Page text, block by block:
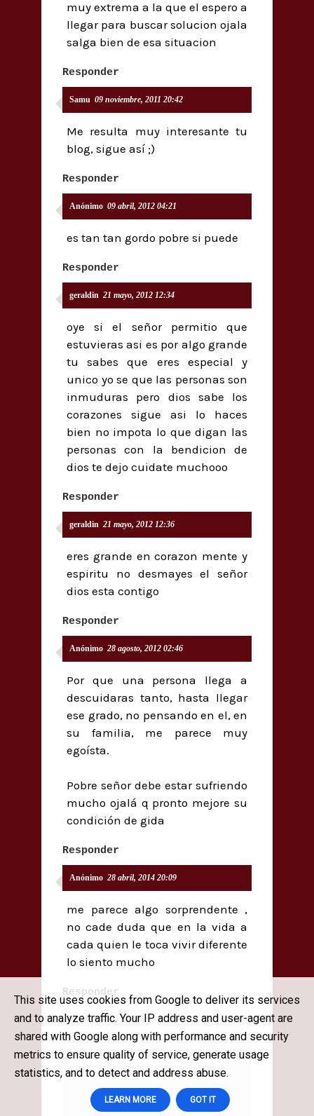
muy extrema a la que el espero a
llegar para buscar solucion ojala
salga bien de esa situacion
Responder
Samu 09 noviembre, 2011 20:42
Me resulta muy interesante tu
blog, sigue así ;)
Responder
Anónimo 09 abril, 2012 04:21
es tan tan gordo pobre si puede
Responder
geraldin 21 mayo, 2012 12:34
oye si el señor permitio que
estuvieras asi es por algo grande
tu sabes que eres especial y
unico yo se que las personas son
inmuduras pero dios sabe los
corazones sigue asi lo haces
bien no impota lo que digan las
personas con la bendicion de
dios te dejo cuidate muchooo
Responder
geraldin 21 mayo, 2012 12:36
eres grande en corazon mente y
espiritu no desmayes el señor
dios esta contigo
Responder
Anónimo 28 agosto, 2012 02:46
Por que una persona llega a
descuidaras tanto, hasta llegar
ese grado, no pensando en el, en
su familia, me parece muy
egoísta.
Pobre señor debe estar sufriendo
mucho ojalá q pronto mejore su
condición de gida
Responder
Anónimo 28 abril, 2014 20:09
me parece algo sorprendente ,
no cade duda que en la vida a
cada quien le toca vivir diferente
lo siento mucho
Responder
This site uses cookies from Google to deliver its services
and to analyze traffic. Your IP address and user-agent are
shared with Google along with performance and security
metrics to ensure quality of service, generate usage
statistics, and to detect and address abuse.
LEARN MORE GOT IT